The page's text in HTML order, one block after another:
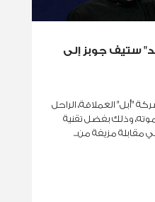
ستيف جوبز إلى
"أبل" العملاقة، الراحل
وذلك بفضل تقنية
مقابلة مزيفة من...